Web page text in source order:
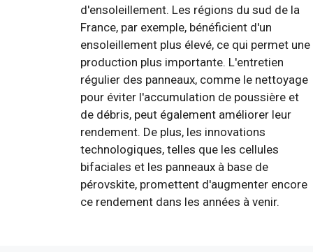
d'ensoleillement. Les régions du sud de la
France, par exemple, bénéficient d'un
ensoleillement plus élevé, ce qui permet une
production plus importante. L'entretien
régulier des panneaux, comme le nettoyage
pour éviter l'accumulation de poussière et
de débris, peut également améliorer leur
rendement. De plus, les innovations
technologiques, telles que les cellules
bifaciales et les panneaux à base de
pérovskite, promettent d'augmenter encore
ce rendement dans les années à venir.